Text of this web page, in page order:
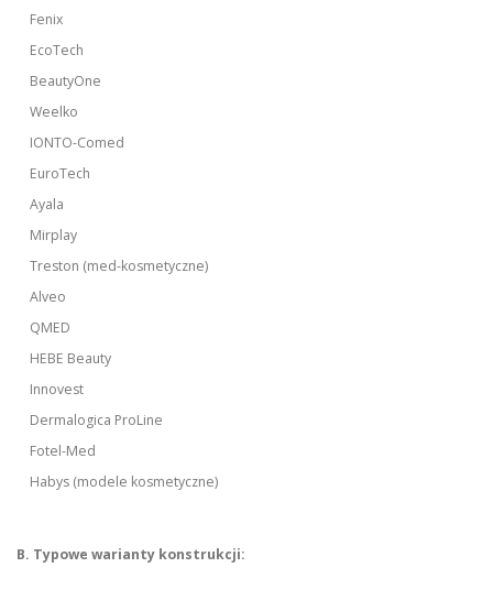
Fenix
EcoTech
BeautyOne
Weelko
IONTO-Comed
EuroTech
Ayala
Mirplay
Treston (med-kosmetyczne)
Alveo
QMED
HEBE Beauty
Innovest
Dermalogica ProLine
Fotel-Med
Habys (modele kosmetyczne)
B. Typowe warianty konstrukcji: